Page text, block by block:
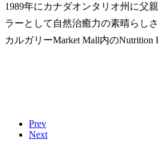
1989年にカナダオンタリオ州に父
ラーとして自然治癒力の素晴らし
カルガリーMarket Mall内の
Prev
Next